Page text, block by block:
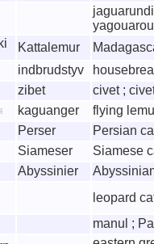
Kattalemur
indbrudstyv
zibet
civet ;
kaguanger
flying
Perser
Persian
Siameser
Siamese
Abyssinier
leopard
manul ;